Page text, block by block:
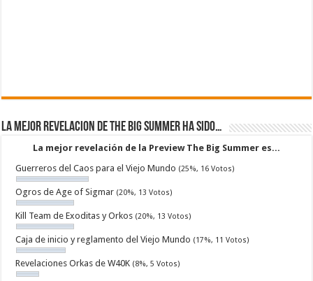
La mejor revelacion de The Big Summer ha sido…
La mejor revelación de la Preview The Big Summer es...
Guerreros del Caos para el Viejo Mundo (25%, 16 Votos)
Ogros de Age of Sigmar (20%, 13 Votos)
Kill Team de Exoditas y Orkos (20%, 13 Votos)
Caja de inicio y reglamento del Viejo Mundo (17%, 11 Votos)
Revelaciones Orkas de W40K (8%, 5 Votos)